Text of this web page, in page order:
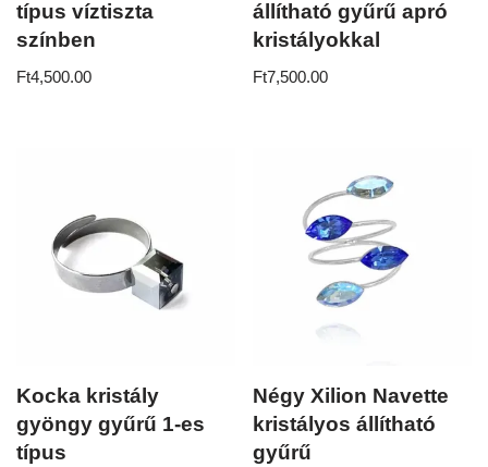
típus víztiszta
színben
Ft4,500.00
állítható gyűrű apró
kristályokkal
Ft7,500.00
Kocka kristály
gyöngy gyűrű 1-es
típus
Négy Xilion Navette
kristályos állítható
gyűrű